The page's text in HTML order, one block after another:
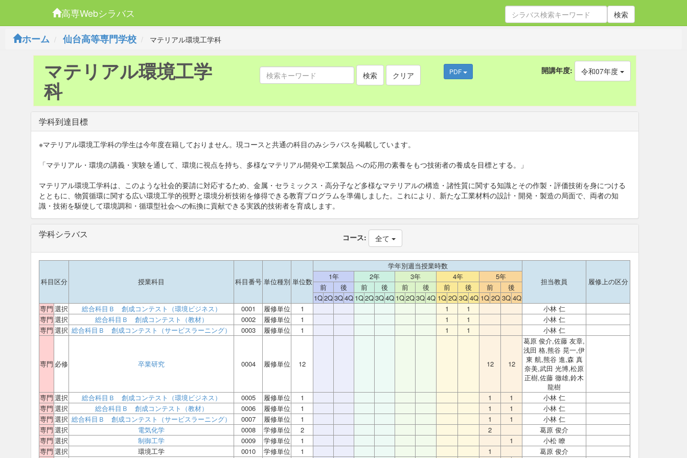
高専Webシラバス 検索
ホーム 仙台高等専門学校 マテリアル環境工学科
マテリアル環境工学
科
検索 クリア PDF 開講年度: 令和07年度
学科到達目標
※マテリアル環境工学科の学生は今年度在籍しておりません。現コースと共通の科目のみシラバスを掲載しています。
「マテリアル・環境の講義・実験を通して、環境に視点を持ち、多様なマテリアル開発や工業製品 への応用の素養をもつ技術者の養成を目標とする。」
マテリアル環境工学科は、このような社会的要請に対応するため、金属・セラミックス・高分子など多様なマテリアルの構造・諸性質に関する知識とその作製・評価技術を身につける
とともに、 物質循環に関する広い環境工学的視野と環境分析技術を修得できる教育プログラムを準備しました。これにより、新たな工業材料の設計・開発・製造の局面で、両者の知
識・技術を駆使して環境調和・循環型社会への転換に貢献できる実践的技術者を育成します。
学科シラバス コース: 全て
科目区分 授業科目 科目番号 単位種別 単位数
学年別週当授業時数
担当教員
履修上の区分
1年 2年 3年 4年
5年
前
後 前 後 前 後 前 後 前
後
1Q2Q3Q4Q 1Q2Q3Q4Q 1Q2Q3Q 4Q 1Q 2Q 3Q 4Q 1Q 2Q 3Q 4Q
専門 選択 総合科目Ｂ 創成コンテスト（環境ビジネス） 0001 履修単位 1 1 1
小林 仁
専門 選択 総合科目Ｂ 創成コンテスト（教材） 0002 履修単位 1 1 1
小林 仁
専門 選択 総合科目Ｂ 創成コンテスト（サービスラーニング） 0003 履修単位 1 1 1 小林 仁
専門 必修 卒業研究 0004 履修単位 12 12 12
葛原 俊介,佐藤 友章,
浅田 格,熊谷 晃一,伊
東 航,熊谷 進,森 真
奈美,武田 光博,松原
正樹,佐藤 徹雄,鈴木
龍樹
専門 選択 総合科目Ｂ 創成コンテスト（環境ビジネス） 0005 履修単位 1 1 1
小林 仁
専門 選択 総合科目Ｂ 創成コンテスト（教材） 0006 履修単位 1 1 1
小林 仁
専門 選択 総合科目Ｂ 創成コンテスト（サービスラーニング） 0007 履修単位 1 1 1
小林 仁
専門 選択 電気化学 0008 学修単位 2 2
葛原 俊介
専門 選択 制御工学 0009 学修単位 1 1
小松 瞭
専門 選択 環境工学 0010 学修単位 1 1
葛原 俊介